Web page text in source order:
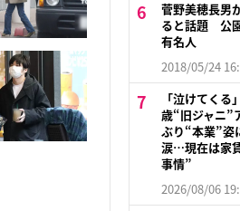
菅野美穂長男
ると話題 公
有名人
2018/05/24
「泣けてくる
歳“旧ジャニ
ぶり“本業”姿
涙…現在は家
事情”
2026/08/06